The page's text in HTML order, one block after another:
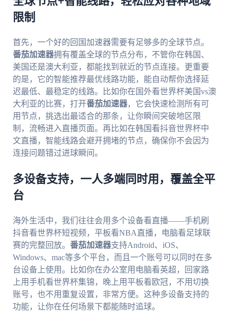
限制
首先，一个好的回国加速器需要有足够多的全球节点。
番茄加速器拥有覆盖全球的节点分布，不管你在韩国、
美国还是澳大利亚，都能找到就近的节点连接。更重要
的是，它的智能推荐最优线路功能，能自动帮你选择延
迟最低、最稳定的线路。比如你在国外看世界杯美国vs澳
大利亚的比赛，打开番茄加速器，它会快速检测所有可
用节点，挑选出最适合的那条，让你瞬间突破地区限
制，流畅进入直播页面。再比如在韩国看抖音世界杯中
文直播，智能线路会避开拥堵的节点，确保你不会因为
连接问题错过进球瞬间。
多设备支持，一人多端同时用，覆盖全平
台
海外生活中，我们往往会用多个设备看直播——手机刷
抖音看世界杯短视频，平板看NBA直播，电脑看足球联
赛的完整回放。 番茄加速器支持Android、iOS、
Windows、mac等多个平台，而且一个账号可以同时在多
台设备上使用。比如你在办公室用电脑看英超，回家路
上用手机看世界杯集锦，晚上用平板看欧冠，不用切换
账号，也不用重复设置，非常方便。这种多设备支持的
功能，让你在任何场景下都能随时追球。